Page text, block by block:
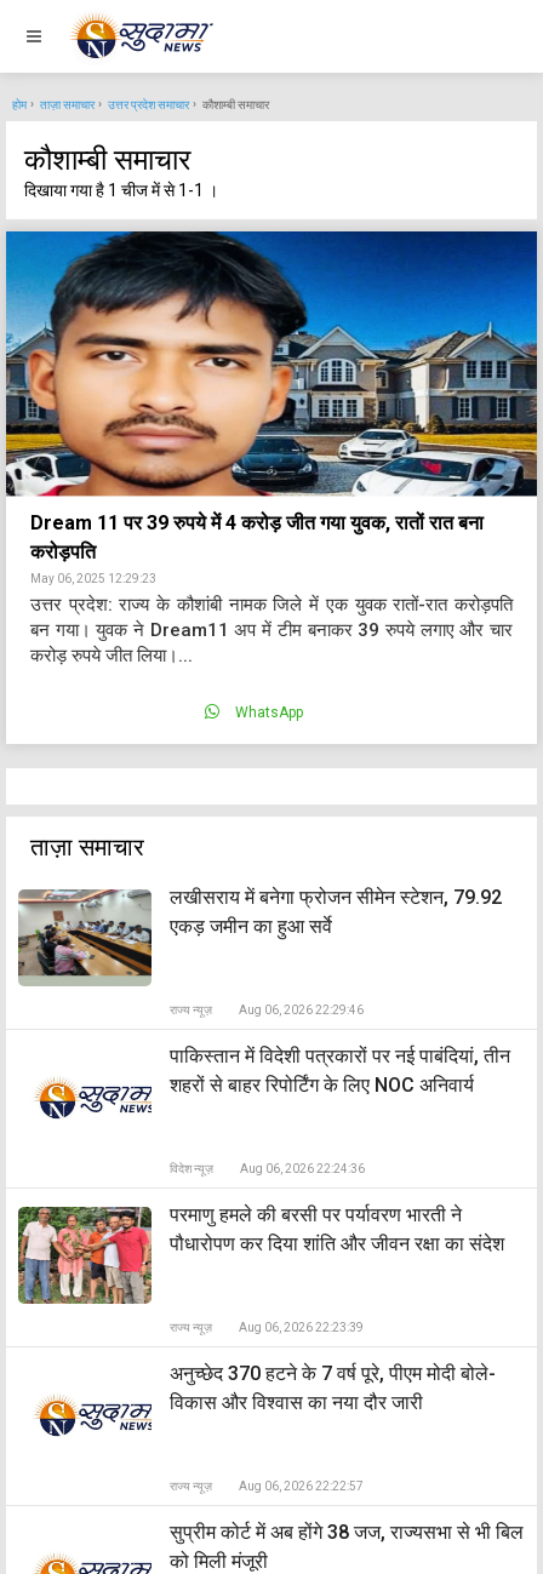
होम ताज़ा समाचार उत्तर प्रदेश समाचार कौशाम्बी समाचार
कौशाम्बी समाचार
दिखाया गया है 1 चीज में से 1-1 ।
Dream 11 पर 39 रुपये में 4 करोड़ जीत गया युवक, रातों रात बना
करोड़पति
May 06, 2025 12:29:23
उत्तर प्रदेश: राज्य के कौशांबी नामक जिले में एक युवक रातों-रात करोड़पति
बन गया। युवक ने Dream11 अप में टीम बनाकर 39 रुपये लगाए और चार
करोड़ रुपये जीत लिया।...
WhatsApp
ताज़ा समाचार
लखीसराय में बनेगा फ्रोजन सीमेन स्टेशन, 79.92
एकड़ जमीन का हुआ सर्वे
राज्य न्यूज़ Aug 06, 2026 22:29:46
पाकिस्तान में विदेशी पत्रकारों पर नई पाबंदियां, तीन
शहरों से बाहर रिपोर्टिंग के लिए NOC अनिवार्य
विदेश न्यूज़ Aug 06, 2026 22:24:36
​परमाणु हमले की बरसी पर पर्यावरण भारती ने
पौधारोपण कर दिया शांति और जीवन रक्षा का संदेश
राज्य न्यूज़ Aug 06, 2026 22:23:39
अनुच्छेद 370 हटने के 7 वर्ष पूरे, पीएम मोदी बोले-
विकास और विश्वास का नया दौर जारी
राज्य न्यूज़ Aug 06, 2026 22:22:57
सुप्रीम कोर्ट में अब होंगे 38 जज, राज्यसभा से भी बिल
को मिली मंजूरी